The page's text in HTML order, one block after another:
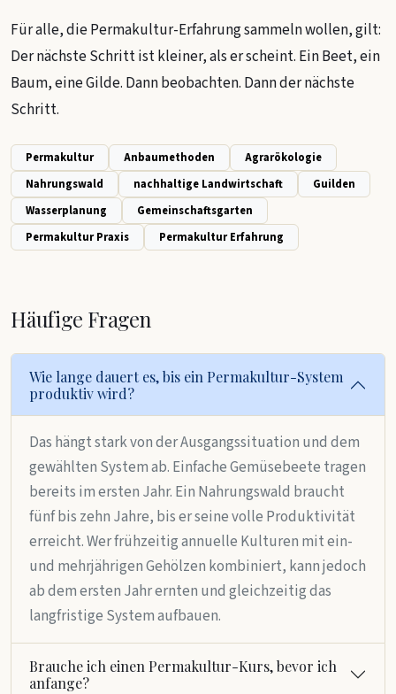
Für alle, die Permakultur-Erfahrung sammeln wollen, gilt:
Der nächste Schritt ist kleiner, als er scheint. Ein Beet, ein
Baum, eine Gilde. Dann beobachten. Dann der nächste
Schritt.
Permakultur Anbaumethoden
Agrarökologie
Nahrungswald
nachhaltige Landwirtschaft
Guilden
Wasserplanung
Gemeinschaftsgarten
Permakultur Praxis
Permakultur Erfahrung
Häufige Fragen
Wie lange dauert es, bis ein Permakultur-System
produktiv wird?
Das hängt stark von der Ausgangssituation und dem
gewählten System ab. Einfache Gemüsebeete tragen
bereits im ersten Jahr. Ein Nahrungswald braucht
fünf bis zehn Jahre, bis er seine volle Produktivität
erreicht. Wer frühzeitig annuelle Kulturen mit ein-
und mehrjährigen Gehölzen kombiniert, kann jedoch
ab dem ersten Jahr ernten und gleichzeitig das
langfristige System aufbauen.
Brauche ich einen Permakultur-Kurs, bevor ich
anfange?